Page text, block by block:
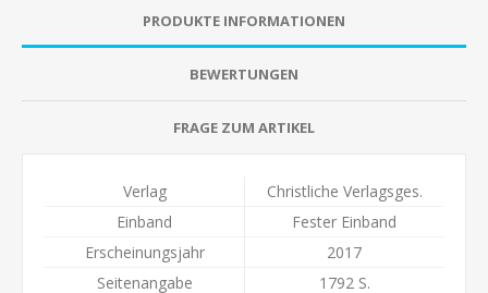
PRODUKTE INFORMATIONEN
BEWERTUNGEN
FRAGE ZUM ARTIKEL
Verlag
Christliche Verlagsges.
Einband
Fester Einband
Erscheinungsjahr
2017
Seitenangabe
1792 S.